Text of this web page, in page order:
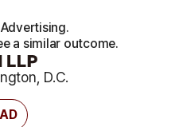
D.C.
a similar outcome.